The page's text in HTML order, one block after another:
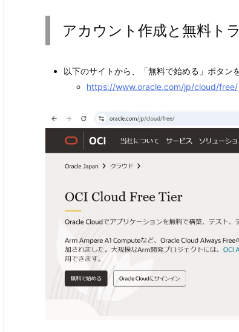
アカウント作成と無料ト
以下のサイトから、「無料で始める」ボタン
https://www.oracle.com/jp/cloud/free/